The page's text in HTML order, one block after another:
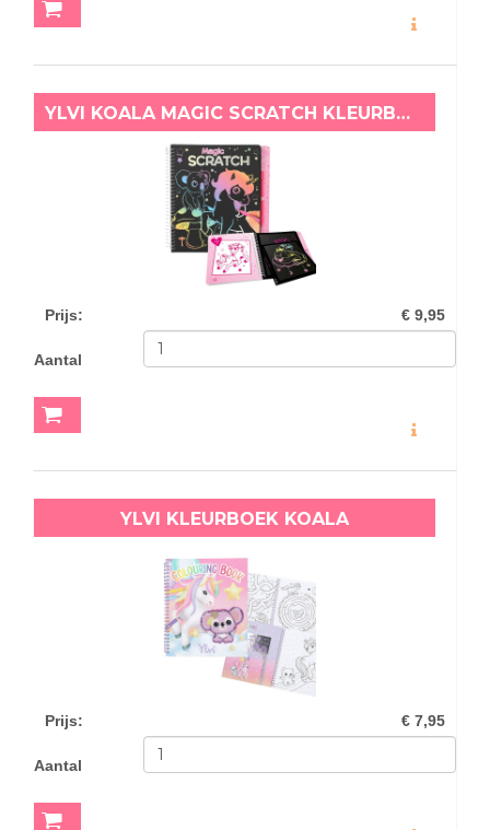
YLVI KOALA MAGIC SCRATCH KLEURBOEK
Prijs: € 9,95
Aantal
YLVI KLEURBOEK KOALA
Prijs: € 7,95
Aantal